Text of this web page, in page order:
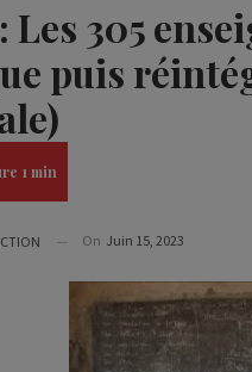
Les 305
puis
On Juin 15, 2023